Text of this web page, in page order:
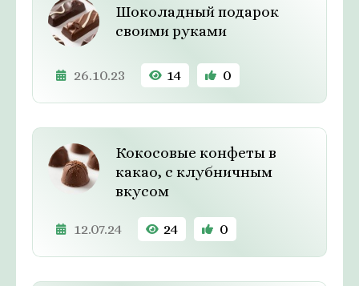
Шоколадный подарок
своими руками
26.10.23 14 0
Кокосовые конфеты в
какао, с клубничным
вкусом
12.07.24 24 0